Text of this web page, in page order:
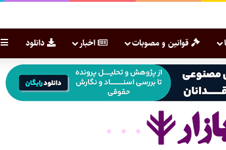
قوانین و مصوبات اخبار دانلود